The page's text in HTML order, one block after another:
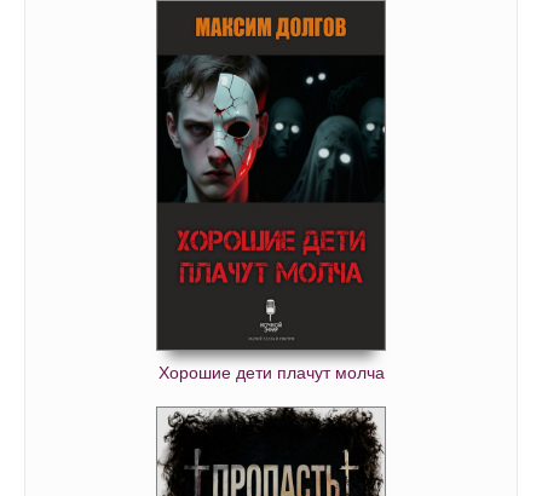
Хорошие дети плачут молча